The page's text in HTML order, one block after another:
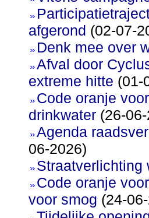
afgerond (02-07-
Denk mee over
Afval door
extreme hitte (01-
Code oranje
drinkwater(26-06-
Agenda
06-2026)
Straatverlichting
Code oranje
voor smog (24-